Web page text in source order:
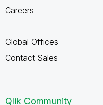
Careers
Global Offices
Contact Sales
Qlik Community